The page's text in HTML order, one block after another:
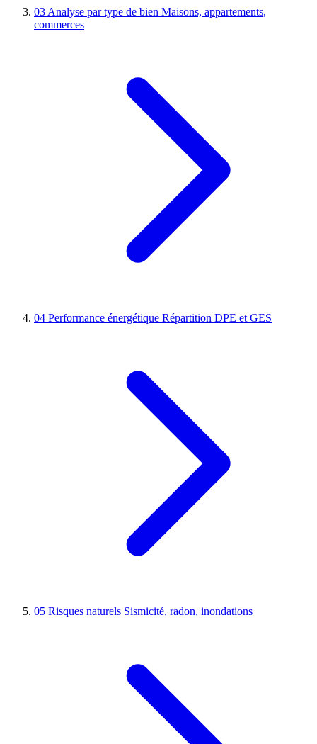
03 Analyse par type de bien Maisons, appartements,
commerces
04 Performance énergétique Répartition DPE et GES
05 Risques naturels Sismicité, radon, inondations